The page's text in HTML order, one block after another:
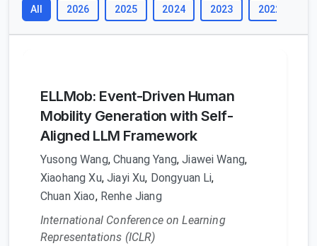
All 2026 2025 2024 2023 2022
ELLMob: Event-Driven Human
Mobility Generation with Self-
Aligned LLM Framework
Yusong Wang,Chuang Yang,Jiawei Wang,
Xiaohang Xu,Jiayi Xu, Dongyuan Li,
Chuan Xiao, Renhe Jiang
International Conference on Learning
Representations (ICLR)